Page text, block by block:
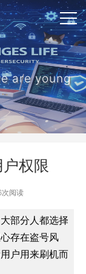
are young
权限
阅读
部分人都选择
存在盗号风
户用来刷机而